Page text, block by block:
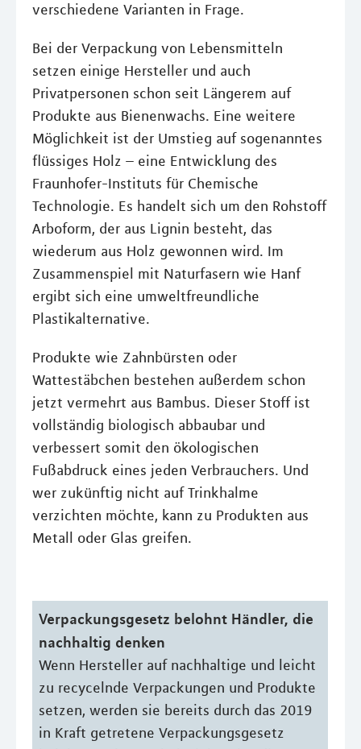
verschiedene Varianten in Frage.
Bei der Verpackung von Lebensmitteln
setzen einige Hersteller und auch
Privatpersonen schon seit Längerem auf
Produkte aus Bienenwachs. Eine weitere
Möglichkeit ist der Umstieg auf sogenanntes
flüssiges Holz – eine Entwicklung des
Fraunhofer-Instituts für Chemische
Technologie. Es handelt sich um den Rohstoff
Arboform, der aus Lignin besteht, das
wiederum aus Holz gewonnen wird. Im
Zusammenspiel mit Naturfasern wie Hanf
ergibt sich eine umweltfreundliche
Plastikalternative.
Produkte wie Zahnbürsten oder
Wattestäbchen bestehen außerdem schon
jetzt vermehrt aus Bambus. Dieser Stoff ist
vollständig biologisch abbaubar und
verbessert somit den ökologischen
Fußabdruck eines jeden Verbrauchers. Und
wer zukünftig nicht auf Trinkhalme
verzichten möchte, kann zu Produkten aus
Metall oder Glas greifen.
Verpackungsgesetz belohnt Händler, die
nachhaltig denken
Wenn Hersteller auf nachhaltige und leicht
zu recycelnde Verpackungen und Produkte
setzen, werden sie bereits durch das 2019
in Kraft getretene Verpackungsgesetz